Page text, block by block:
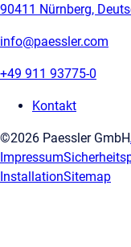
90411 Nürnberg,
info@paessler.com
+49 911 93775-0
Kontakt
©2026 Paessler GmbH
Impressum
InstallationSitemap